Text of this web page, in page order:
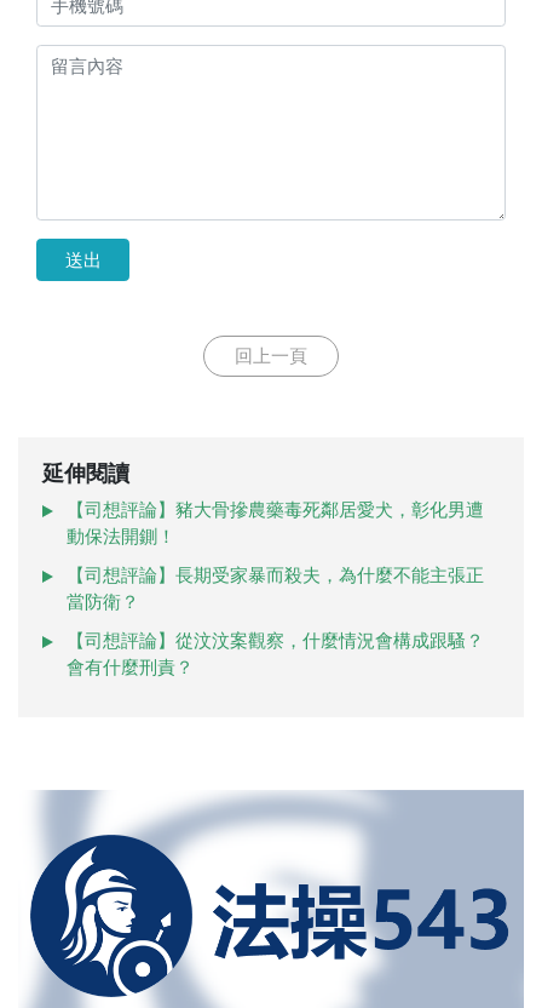
送出
回上一頁
延伸閱讀
【司想評論】豬大骨摻農藥毒死鄰居愛犬，彰化男遭
動保法開鍘！
【司想評論】長期受家暴而殺夫，為什麼不能主張正
當防衛？
【司想評論】從汶汶案觀察，什麼情況會構成跟騷？
會有什麼刑責？